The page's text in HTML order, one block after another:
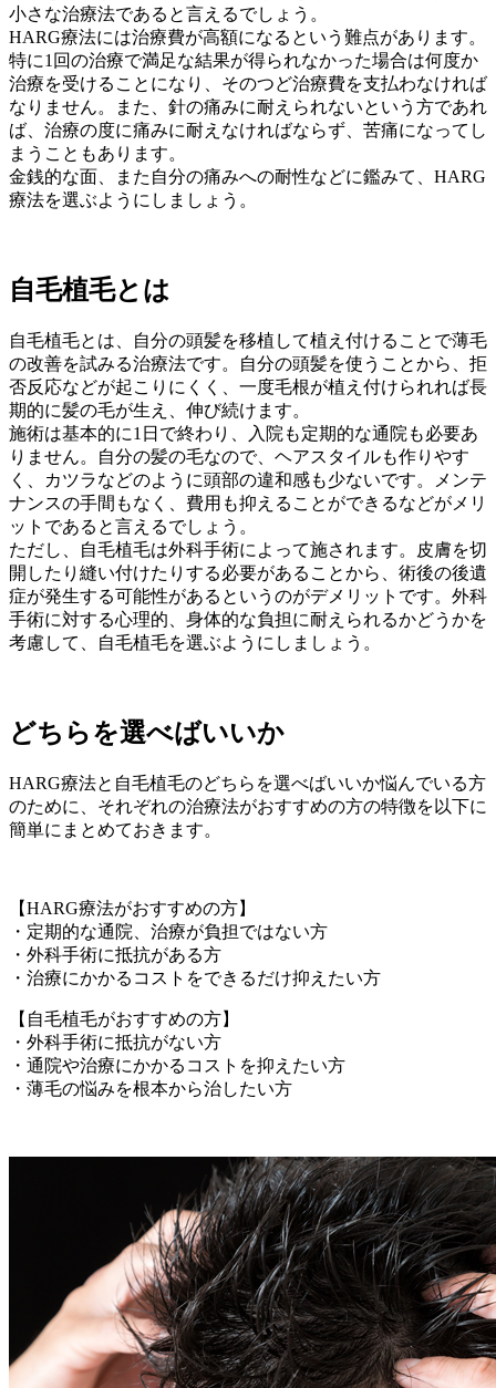
小さな治療法であると言えるでしょう。
HARG療法には治療費が高額になるという難点があります。
特に1回の治療で満足な結果が得られなかった場合は何度か
治療を受けることになり、そのつど治療費を支払わなければ
なりません。また、針の痛みに耐えられないという方であれ
ば、治療の度に痛みに耐えなければならず、苦痛になってし
まうこともあります。
金銭的な面、また自分の痛みへの耐性などに鑑みて、HARG
療法を選ぶようにしましょう。
自毛植毛とは
自毛植毛とは、自分の頭髪を移植して植え付けることで薄毛
の改善を試みる治療法です。自分の頭髪を使うことから、拒
否反応などが起こりにくく、一度毛根が植え付けられれば長
期的に髪の毛が生え、伸び続けます。
施術は基本的に1日で終わり、入院も定期的な通院も必要あ
りません。自分の髪の毛なので、ヘアスタイルも作りやす
く、カツラなどのように頭部の違和感も少ないです。メンテ
ナンスの手間もなく、費用も抑えることができるなどがメリ
ットであると言えるでしょう。
ただし、自毛植毛は外科手術によって施されます。皮膚を切
開したり縫い付けたりする必要があることから、術後の後遺
症が発生する可能性があるというのがデメリットです。外科
手術に対する心理的、身体的な負担に耐えられるかどうかを
考慮して、自毛植毛を選ぶようにしましょう。
どちらを選べばいいか
HARG療法と自毛植毛のどちらを選べばいいか悩んでいる方
のために、それぞれの治療法がおすすめの方の特徴を以下に
簡単にまとめておきます。
【HARG療法がおすすめの方】
・定期的な通院、治療が負担ではない方
・外科手術に抵抗がある方
・治療にかかるコストをできるだけ抑えたい方
【自毛植毛がおすすめの方】
・外科手術に抵抗がない方
・通院や治療にかかるコストを抑えたい方
・薄毛の悩みを根本から治したい方